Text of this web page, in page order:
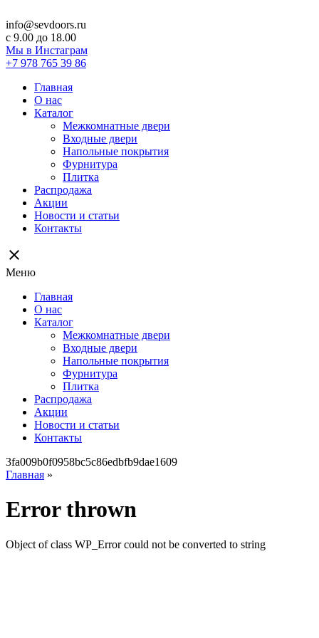
info@sevdoors.ru
c 9.00 до 18.00
Мы в Инстаграм
+7 978 765 39 86
Главная
О нас
Каталог
Межкомнатные двери
Входные двери
Напольные покрытия
Фурнитура
Плитка
Распродажа
Акции
Новости и статьи
Контакты
close
Меню
Главная
О нас
Каталог
Межкомнатные двери
Входные двери
Напольные покрытия
Фурнитура
Плитка
Распродажа
Акции
Новости и статьи
Контакты
3fa009b0f0958bc5c86edbfb9dae1609
Главная »
Error thrown
Object of class WP_Error could not be converted to string